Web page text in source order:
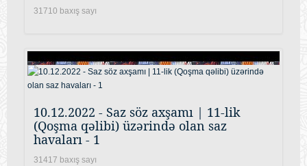
31710 baxış sayı
10.12.2022 - Saz söz axşamı | 11-lik
(Qoşma qəlibi) üzərində olan saz
havaları - 1
31417 baxış sayı